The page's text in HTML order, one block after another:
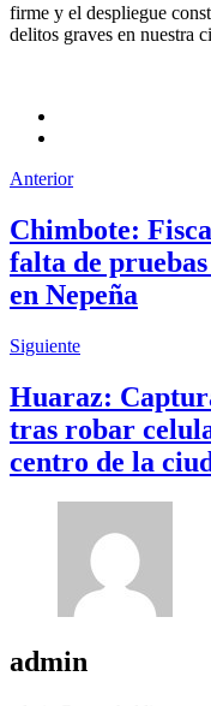
firme y el despliegue
delitos graves en nuestra
Anterior
Chimbote:
falta de
en Nepeña
Siguiente
Huaraz:
tras robar
centro de la
admin